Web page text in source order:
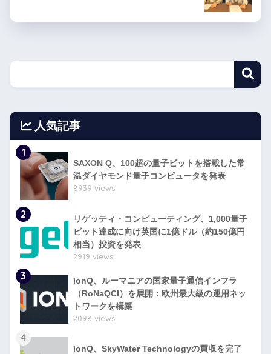
人気記事
1
SAXON Q、100超の量子ビットを搭載した常
温ダイヤモンド量子コンピュータを発表
8939 views
2
リゲッティ・コンピューティング、1,000量子
ビット達成に向け英国に1億ドル（約150億円
相当）投資を発表
2919 views
3
IonQ、ルーマニアの国家量子通信インフラ
（RoNaQCI）を展開：欧州最大級の運用ネッ
トワークを構築
2098 views
4
IonQ、SkyWater Technologyの買収を完了